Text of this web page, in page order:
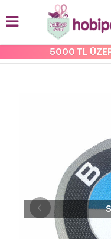
5000 TL
İŞLEMELİ ARMA VE